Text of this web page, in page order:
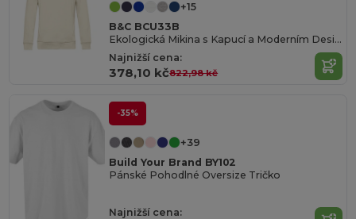
+15
B&C BCU33B
Ekologická Mikina s Kapucí a Moderním Designem
Najnižší cena:
378,10 kč822,98 kč
-35%
+39
Build Your Brand BY102
Pánské Pohodlné Oversize Tričko
Najnižší cena: